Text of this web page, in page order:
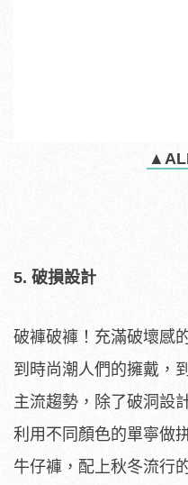
5. 破損設計
破褲破褲！充滿破壞感
到時尚潮人們的擁戴，
主流趨勢，除了破洞設
利用不同顏色的單寧做
牛仔褲，配上秋冬流行